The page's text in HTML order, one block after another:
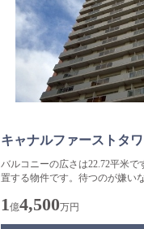
キャナルファーストタ
バルコニーの広さは22.72平米
置する物件です。待つのが嫌い
1億4,500万円